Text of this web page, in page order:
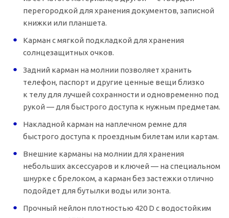
перегородкой для хранения документов, записной
книжки или планшета.
Карман с мягкой подкладкой для хранения
солнцезащитных очков.
Задний карман на молнии позволяет хранить
телефон, паспорт и другие ценные вещи близко
к телу для лучшей сохранности и одновременно под
рукой — для быстрого доступа к нужным предметам.
Накладной карман на наплечном ремне для
быстрого доступа к проездным билетам или картам.
Внешние карманы на молнии для хранения
небольших аксессуаров и ключей — на специальном
шнурке с брелоком, а карман без застежки отлично
подойдет для бутылки воды или зонта.
Прочный нейлон плотностью 420 D с водостойким